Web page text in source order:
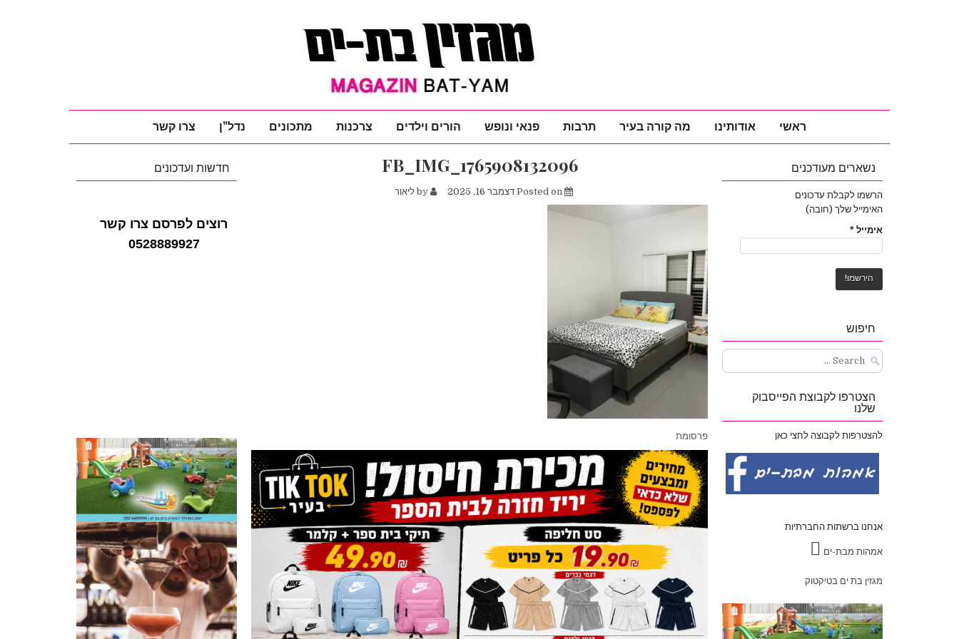
ראשי אודותינו מה קורה בעיר תרבות פנאי ונופש הורים וילדים צרכנות מתכונים נדל"ן צרו קשר
FB_IMG_1765908132096
דצמבר 16, 2025 ליאור
פרסומת
חדשות ועדכונים
רוצים לפרסם צרו קשר
0528889927
נשארים מעודכנים
הרשמו לקבלת עדכונים
האימייל שלך (חובה)
אימייל *
חיפוש
Search
for:
הצטרפו לקבוצת הפייסבוק
שלנו
להצטרפות לקבוצה לחצי כאן
אנחנו ברשתות החברתיות
אמהות מבת-ים
מגזין בת ים בטיקטוק